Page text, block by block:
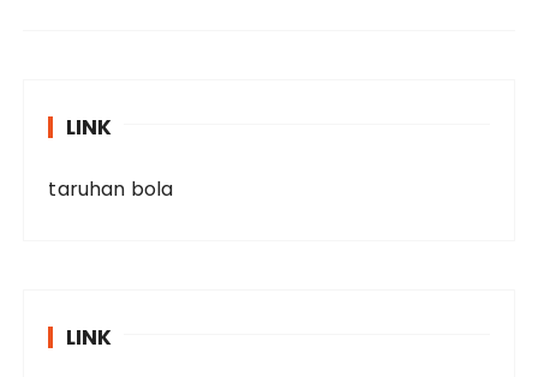
LINK
taruhan bola
LINK